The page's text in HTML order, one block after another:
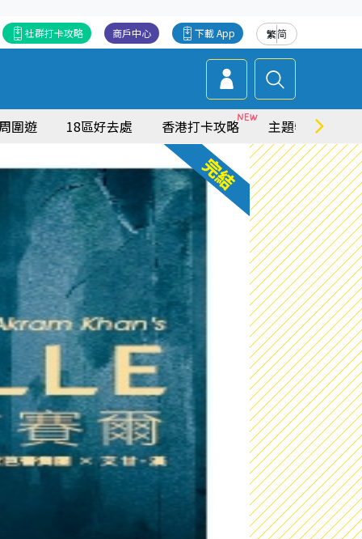
繁简
下載 App
商戶中心
社群打卡攻略
圍遊 18區好去處 香港打卡攻略 主題特集